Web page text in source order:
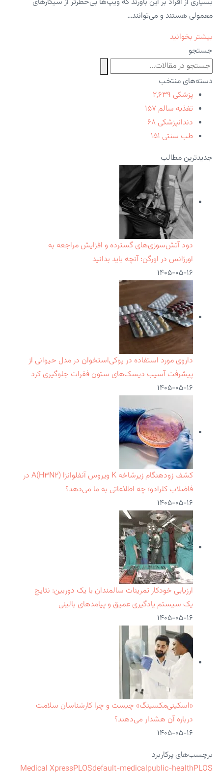
معمولی هستند و می‌توانند…
بیشتر بخوانید
جستجو
دسته‌های منتخب
پزشکی ۲,۶۳۹
تغذیه سالم ۱۵۷
دندانپزشکی ۶۸
طب سنتی ۱۵۱
جدیدترین مطالب
دود آتش‌سوزی‌های گسترده و افزایش مراجعه به
اورژانس در اورگن: آنچه باید بدانید
۱۴۰۵-۰۵-۱۶
داروی مورد استفاده در پوکی‌استخوان در مدل حیوانی از
پیشرفت آسیب دیسک‌های ستون فقرات جلوگیری کرد
۱۴۰۵-۰۵-۱۶
کشف زودهنگام زیرشاخه K ویروس آنفلوانزا A(H۳N۲) در
فاضلاب کلرادو؛ چه اطلاعاتی به ما می‌دهد؟
۱۴۰۵-۰۵-۱۶
ارزیابی خودکار تمرینات سالمندان با یک دوربین: نتایج
یک سیستم یادگیری عمیق و پیامدهای بالینی
۱۴۰۵-۰۵-۱۶
«اسکینی‌مکسینگ» چیست و چرا کارشناسان سلامت
درباره آن هشدار می‌دهند؟
۱۴۰۵-۰۵-۱۶
برچسب‌های پرکاربرد
Medical XpressPLOSdefault-medicalpublic-healthPLOS